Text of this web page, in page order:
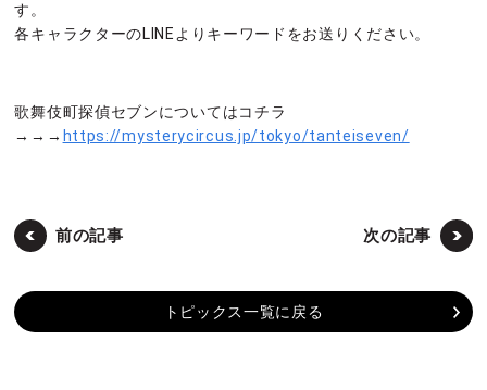
す。
各キャラクターのLINEよりキーワードをお送りください。
歌舞伎町探偵セブンについてはコチラ
→→→ https://mysterycircus.jp/tokyo/tanteiseven/
前の記事 次の記事
トピックス一覧に戻る